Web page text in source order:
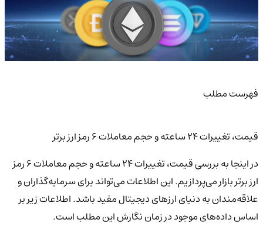
فهرست مطلب
قیمت، تغییرات 24 ساعته و حجم معاملات 6 رمز ارز برتر
در اینجا به بررسی قیمت، تغییرات 24 ساعته و حجم معاملات 6 رمز
ارز برتر بازار می‌پردازیم. این اطلاعات می‌تواند برای سرمایه‌گذاران و
علاقه‌مندان به دنیای ارزهای دیجیتال مفید باشد. اطلاعات زیر بر
اساس داده‌های موجود در زمان نگارش این مطلب است.